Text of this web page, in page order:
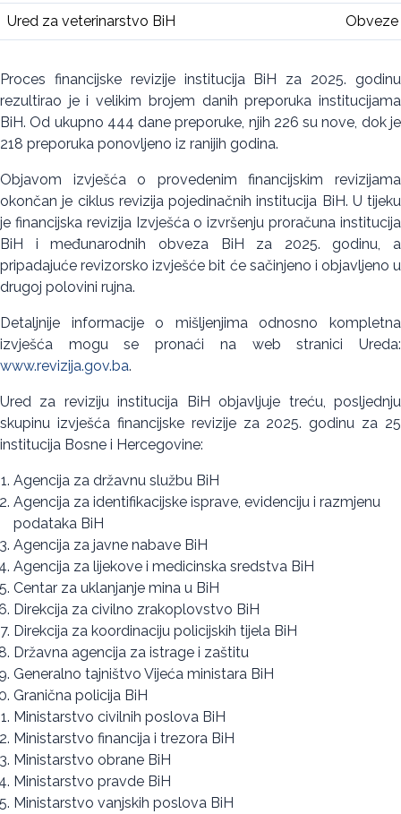
Ured za veterinarstvo BiH Obveze
Proces financijske revizije institucija BiH za 2025. godinu
rezultirao je i velikim brojem danih preporuka institucijama
BiH. Od ukupno 444 dane preporuke, njih 226 su nove, dok je
218 preporuka ponovljeno iz ranijih godina.
Objavom izvješća o provedenim financijskim revizijama
okončan je ciklus revizija pojedinačnih institucija BiH. U tijeku
je financijska revizija Izvješća o izvršenju proračuna institucija
BiH i međunarodnih obveza BiH za 2025. godinu, a
pripadajuće revizorsko izvješće bit će sačinjeno i objavljeno u
drugoj polovini rujna.
Detaljnije informacije o mišljenjima odnosno kompletna
izvješća mogu se pronaći na web stranici Ureda:
www.revizija.gov.ba.
Ured za reviziju institucija BiH objavljuje treću, posljednju
skupinu izvješća financijske revizije za 2025. godinu za 25
institucija Bosne i Hercegovine:
Agencija za državnu službu BiH
Agencija za identifikacijske isprave, evidenciju i razmjenu
podataka BiH
Agencija za javne nabave BiH
Agencija za lijekove i medicinska sredstva BiH
Centar za uklanjanje mina u BiH
Direkcija za civilno zrakoplovstvo BiH
Direkcija za koordinaciju policijskih tijela BiH
Državna agencija za istrage i zaštitu
Generalno tajništvo Vijeća ministara BiH
Granična policija BiH
Ministarstvo civilnih poslova BiH
Ministarstvo financija i trezora BiH
Ministarstvo obrane BiH
Ministarstvo pravde BiH
Ministarstvo vanjskih poslova BiH